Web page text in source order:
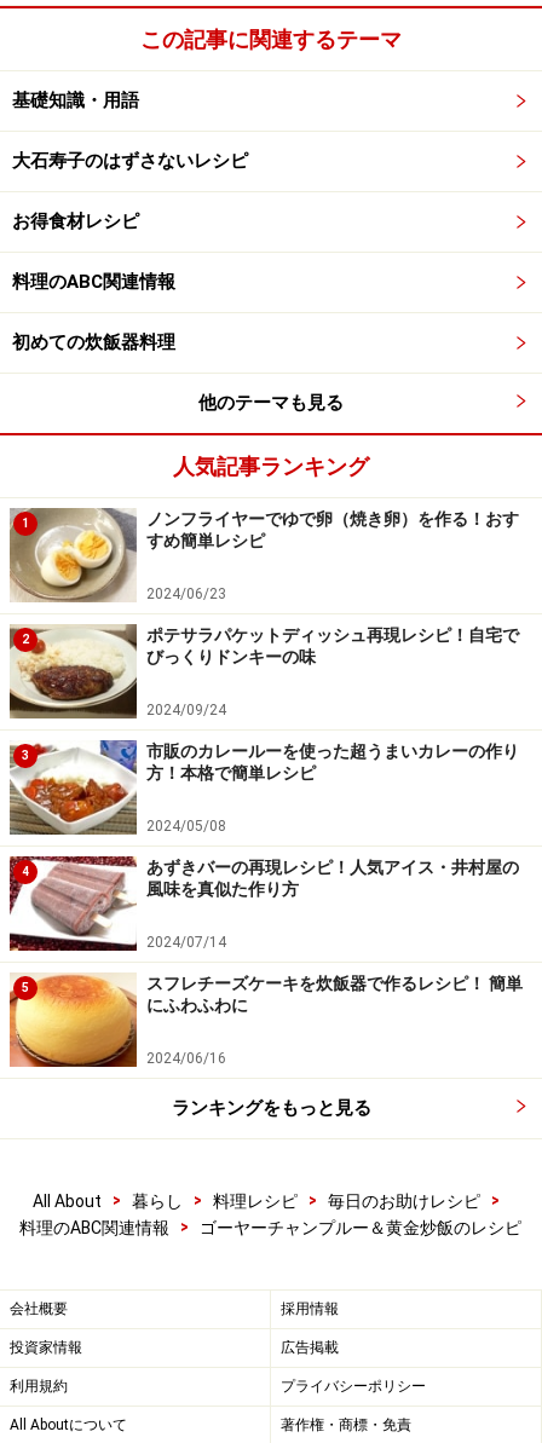
べく早めにお召し上がりください。また、持ち運びの際は保存方
法に注意してください。この記事に関連するテーマ
基礎知識・用語
大石寿子のはずさないレシピ
お得食材レシピ
料理のABC関連情報
初めての炊飯器料理
他のテーマも見る
人気記事ランキング
1
ノンフライヤーでゆで卵（焼き卵）を作る！おす
すめ簡単レシピ
2024/06/23
2
ポテサラパケットディッシュ再現レシピ！自宅で
びっくりドンキーの味
2024/09/24
3
市販のカレールーを使った超うまいカレーの作り
方！本格で簡単レシピ
2024/05/08
4
あずきバーの再現レシピ！人気アイス・井村屋の
風味を真似た作り方
2024/07/14
5
スフレチーズケーキを炊飯器で作るレシピ！ 簡単
にふわふわに
2024/06/16
ランキングをもっと見る
All About > 暮らし > 料理レシピ > 毎日のお助けレシピ
>
料理のABC関連情報
> ゴーヤーチャンプルー＆黄金炒飯のレシピ
会社概要 採用情報
投資家情報 広告掲載
利用規約 プライバシーポリシー
All Aboutについて 著作権・商標・免責